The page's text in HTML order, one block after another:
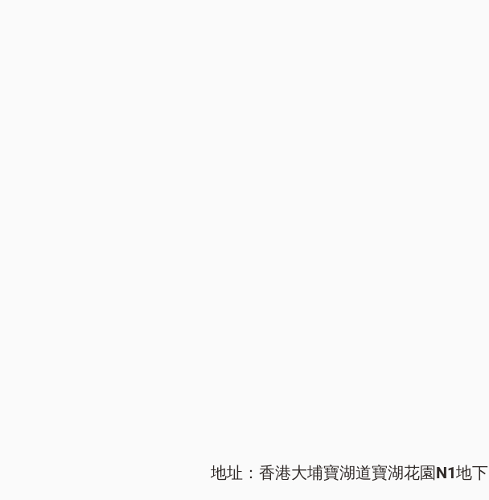
地址：香港大埔寶湖道寶湖花園N1地下